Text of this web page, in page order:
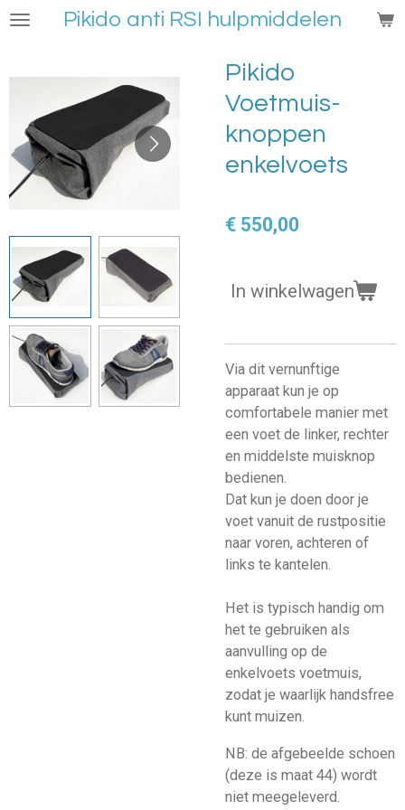
Ga
hoofdinhoud
Pikido anti RSI hulpmiddelen
Pikido
Voetmuis-
knoppen
enkelvoets
€ 550,00
In winkelwagen
Via dit vernunftige
apparaat kun je op
comfortabele manier met
een voet de linker, rechter
en middelste muisknop
bedienen.
Dat kun je doen door je
voet vanuit de rustpositie
naar voren, achteren of
links te kantelen.
Het is typisch handig om
het te gebruiken als
aanvulling op de
enkelvoets voetmuis,
zodat je waarlijk handsfree
kunt muizen.
NB: de afgebeelde schoen
(deze is maat 44) wordt
niet meegeleverd.